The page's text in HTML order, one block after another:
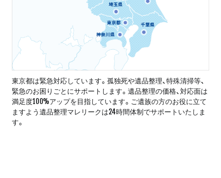
東京都は緊急対応しています。孤独死や遺品整理、特殊清掃等、
緊急のお困りごとにサポートします。遺品整理の価格、対応面は
満足度100%アップを目指しています。ご遺族の方のお役に立て
ますよう遺品整理マレリークは24時間体制でサポートいたしま
す。